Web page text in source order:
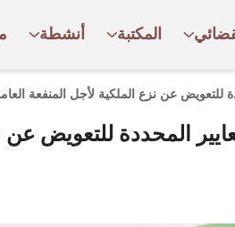
المكتبة أنشطة
للتعويض عن نزع الملكية لأجل المنفعة
المحددة للتعويض عن